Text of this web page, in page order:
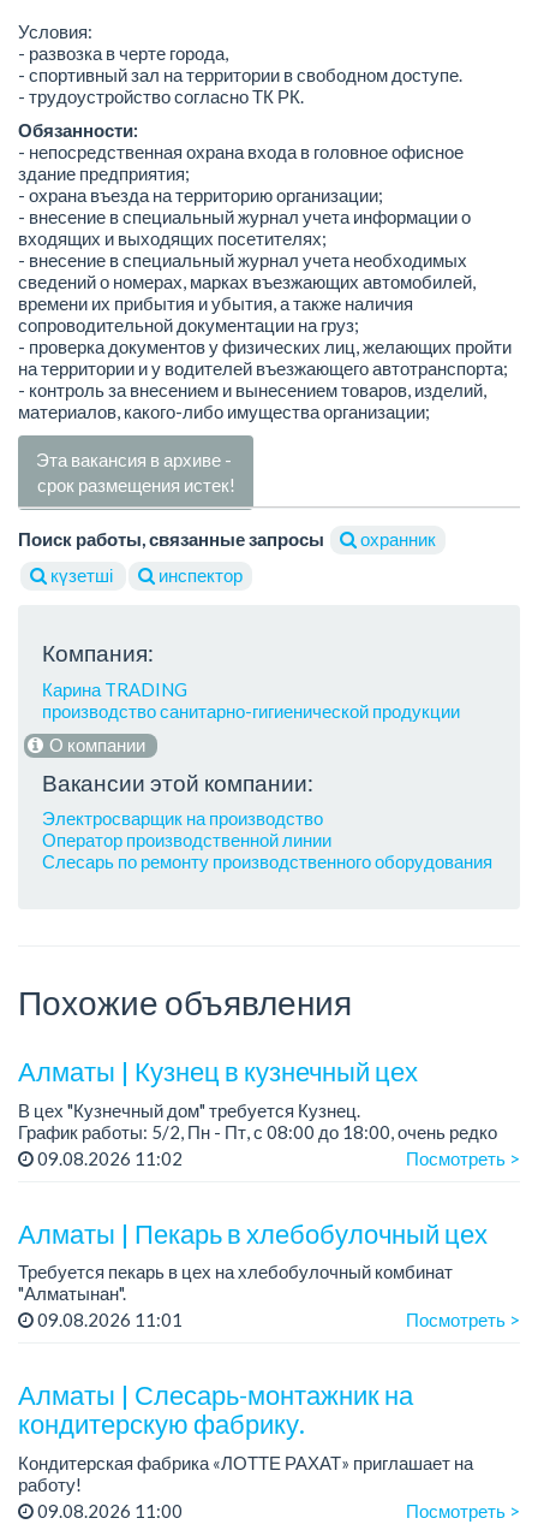
Условия:
- развозка в черте города,
- спортивный зал на территории в свободном доступе.
- трудоустройство согласно ТК РК.
Обязанности:
- непосредственная охрана входа в головное офисное
здание предприятия;
- охрана въезда на территорию организации;
- внесение в специальный журнал учета информации о
входящих и выходящих посетителях;
- внесение в специальный журнал учета необходимых
сведений о номерах, марках въезжающих автомобилей,
времени их прибытия и убытия, а также наличия
сопроводительной документации на груз;
- проверка документов у физических лиц, желающих пройти
на территории и у водителей въезжающего автотранспорта;
- контроль за внесением и вынесением товаров, изделий,
материалов, какого-либо имущества организации;
Эта вакансия в архиве -
срок размещения истек!
Поиск работы, связанные запросы
охранник
күзетші
инспектор
Компания:
Карина TRADING
производство санитарно-гигиенической продукции
О компании
Вакансии этой компании:
Электросварщик на производство
Оператор производственной линии
Слесарь по ремонту производственного оборудования
Похожие объявления
Алматы | Кузнец в кузнечный цех
В цех "Кузнечный дом" требуется Кузнец.
График работы: 5/2, Пн - Пт, с 08:00 до 18:00, очень редко
суббота.
- о...
09.08.2026 11:02 Посмотреть >
Алматы | Пекарь в хлебобулочный цех
Требуется пекарь в цех на хлебобулочный комбинат
"Алматынан".
Требования: начальное или среднее специальное
Зарплата: до 220 000 тенге в меся...
09.08.2026 11:01 Посмотреть >
Алматы | Слесарь-монтажник на
кондитерскую фабрику.
Кондитерская фабрика «ЛОТТЕ РАХАТ» приглашает на
работу!
Зарплата обсуждается на собеседовании.
09.08.2026 11:00 Посмотреть >